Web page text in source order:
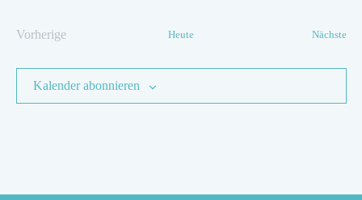
Vorherige
Heute Nächste
Kalender abonnieren